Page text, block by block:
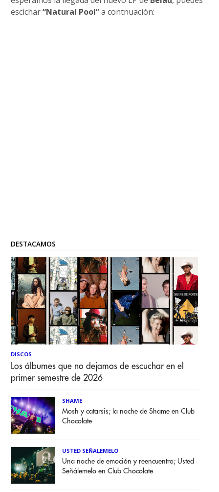
escichar“Natural Pool”a contnuación:
DESTACAMOS
DISCOS
Los álbumes que no dejamos de escuchar en el
primer semestre de 2026
SHAME
Mosh y catarsis; la noche de Shame en Club
Chocolate
USTED SEÑALEMELO
Una noche de emoción y reencuentro; Usted
Señálemelo en Club Chocolate